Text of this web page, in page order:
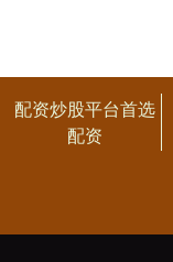
配资炒股平台首选
配资